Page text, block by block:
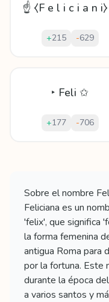
☝ ⧼F e l i c i a n
+215 -629
‣ Feli ✩
+177 -706
Sobre el nombre
Feliciana es un
'felix', que significa
la forma femenina
antigua Roma para
por la fortuna. Este
durante la época
a varios santos y